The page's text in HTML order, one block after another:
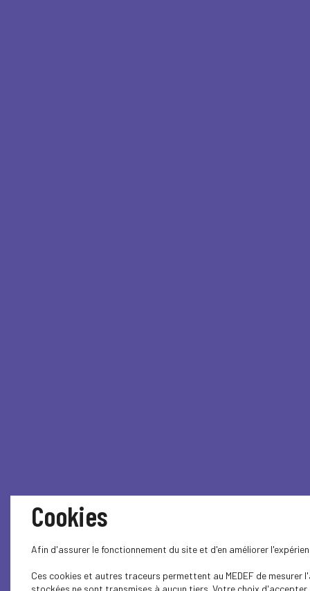
Cookies
Afin d'assurer le fonctionnement du site et d'en améliorer
Ces cookies et autres traceurs permettent au MEDEF de
stockées ne sont transmises à aucun tiers. Votre choix